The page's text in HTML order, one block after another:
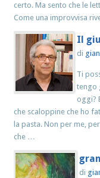
certo. Ma sento che le
Come una improvvisa
Il
di
Ti
tengo
oggi?
che scaloppine che ho
la pasta. Non per me,
che …
di